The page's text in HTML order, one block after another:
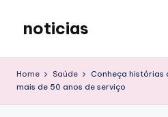
content
noticias
Home Saúde
Conheça histórias
mais de 50 anos de serviço